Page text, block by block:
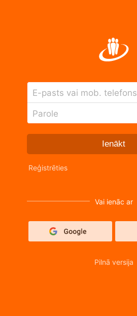
E-pasts vai mob. telefons
Parole
Ienākt
Reģistrēties
Vai ienāc ar
Pilnā versija